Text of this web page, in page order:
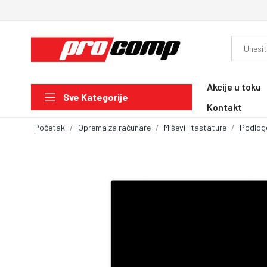
Sve Kategorije
Akcije u toku
Kontakt
Početak Oprema za računare Miševi i tastature